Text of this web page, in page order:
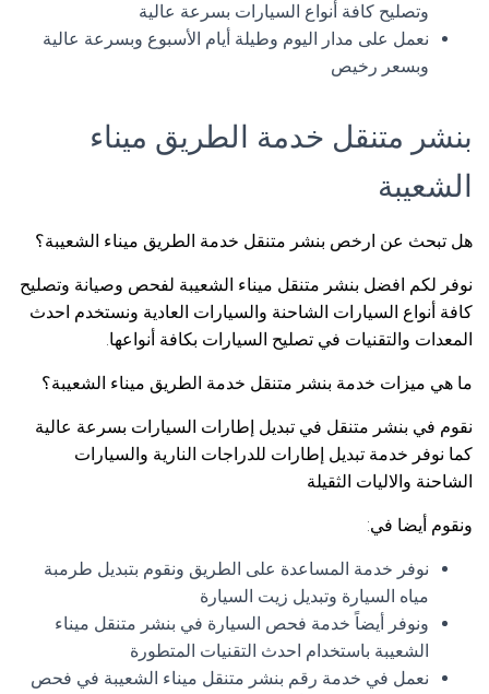
وتصليح كافة أنواع السيارات بسرعة عالية
نعمل على مدار اليوم وطيلة أيام الأسبوع وبسرعة عالية
وبسعر رخيص
بنشر متنقل خدمة الطريق ميناء
الشعيبة
هل تبحث عن ارخص بنشر متنقل خدمة الطريق ميناء الشعيبة؟
نوفر لكم افضل بنشر متنقل ميناء الشعيبة لفحص وصيانة وتصليح
كافة أنواع السيارات الشاحنة والسيارات العادية ونستخدم احدث
المعدات والتقنيات في تصليح السيارات بكافة أنواعها.
ما هي ميزات خدمة بنشر متنقل خدمة الطريق ميناء الشعيبة؟
نقوم في بنشر متنقل في تبديل إطارات السيارات بسرعة عالية
كما نوفر خدمة تبديل إطارات للدراجات النارية والسيارات
الشاحنة والاليات الثقيلة
ونقوم أيضا في:
نوفر خدمة المساعدة على الطريق ونقوم بتبديل طرمبة
مياه السيارة وتبديل زيت السيارة
ونوفر أيضاً خدمة فحص السيارة في بنشر متنقل ميناء
الشعيبة باستخدام احدث التقنيات المتطورة
نعمل في خدمة رقم بنشر متنقل ميناء الشعيبة في فحص